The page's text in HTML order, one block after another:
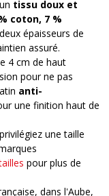
tissu doux et
coton, 7 %
épaisseurs de
assuré.
4 cm de haut
pour ne pas
anti-
une finition haut de
une taille
pour plus de
dans l'Aube,